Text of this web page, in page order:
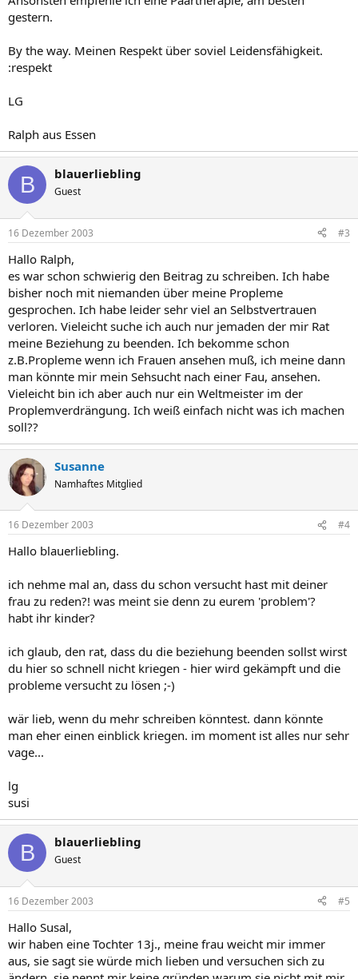
gestern.
By the way. Meinen Respekt über soviel Leidensfähigkeit.
:respekt
LG
Ralph aus Essen
B blauerliebling
Guest
16 Dezember 2003 #3
Hallo Ralph,
es war schon schwierig den Beitrag zu schreiben. Ich habe
bisher noch mit niemanden über meine Propleme
gesprochen. Ich habe leider sehr viel an Selbstvertrauen
verloren. Vieleicht suche ich auch nur jemaden der mir Rat
meine Beziehung zu beenden. Ich bekomme schon
z.B.Propleme wenn ich Frauen ansehen muß, ich meine dann
man könnte mir mein Sehsucht nach einer Fau, ansehen.
Vieleicht bin ich aber auch nur ein Weltmeister im der
Proplemverdrängung. Ich weiß einfach nicht was ich machen
soll??
Susanne
Namhaftes Mitglied
16 Dezember 2003 #4
Hallo blauerliebling.
ich nehme mal an, dass du schon versucht hast mit deiner
frau zu reden?! was meint sie denn zu eurem 'problem'?
habt ihr kinder?
ich glaub, den rat, dass du die beziehung beenden sollst wirst
du hier so schnell nicht kriegen - hier wird gekämpft und die
probleme versucht zu lösen ;-)
wär lieb, wenn du mehr schreiben könntest. dann könnte
man eher einen einblick kriegen. im moment ist alles nur sehr
vage...
lg
susi
B blauerliebling
Guest
16 Dezember 2003 #5
Hallo Susal,
wir haben eine Tochter 13j., meine frau weicht mir immer
aus, sie sagt sie würde mich lieben und versuchen sich zu